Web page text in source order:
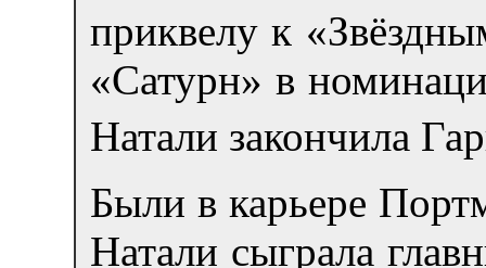
приквелу к
«Сатурн» в
Натали закончила
Были в карьере
Натали сыграла